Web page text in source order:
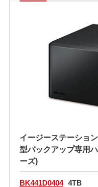
イージーステーショ
型バックアップ専用
ーズ)
BK441D0404 4TB